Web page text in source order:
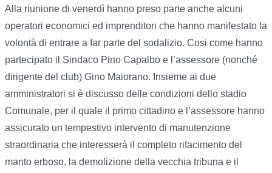
Alla riunione di venerdì hanno preso parte anche alcuni
operatori economici ed imprenditori che hanno manifestato la
volontà di entrare a far parte del sodalizio. Cosi come hanno
partecipato il Sindaco Pino Capalbo e l’assessore (nonché
dirigente del club) Gino Maiorano. Insieme ai due
amministratori si è discusso delle condizioni dello stadio
Comunale, per il quale il primo cittadino e l’assessore hanno
assicurato un tempestivo intervento di manutenzione
straordinaria che interesserà il completo rifacimento del
manto erboso, la demolizione della vecchia tribuna e il